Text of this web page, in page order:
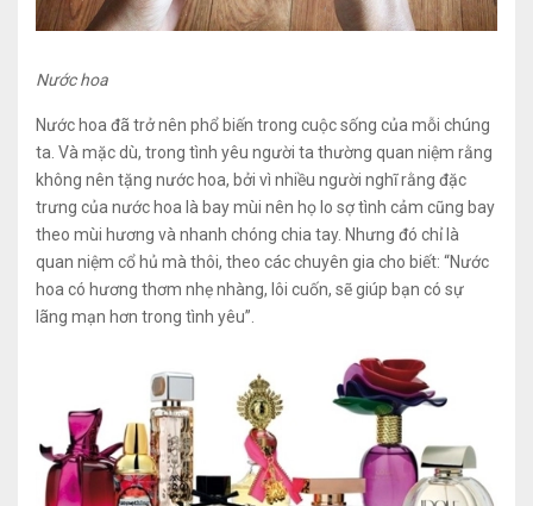
Nước hoa
Nước hoa đã trở nên phổ biến trong cuộc sống của mỗi chúng
ta. Và mặc dù, trong tình yêu người ta thường quan niệm rằng
không nên tặng nước hoa, bởi vì nhiều người nghĩ rằng đặc
trưng của nước hoa là bay mùi nên họ lo sợ tình cảm cũng bay
theo mùi hương và nhanh chóng chia tay. Nhưng đó chỉ là
quan niệm cổ hủ mà thôi, theo các chuyên gia cho biết: “Nước
hoa có hương thơm nhẹ nhàng, lôi cuốn, sẽ giúp bạn có sự
lãng mạn hơn trong tình yêu”.